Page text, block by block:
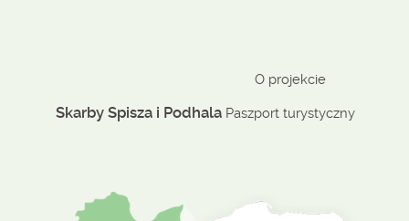
Skarby Spisza i Podhala
O projekcie
Paszport turystyczny